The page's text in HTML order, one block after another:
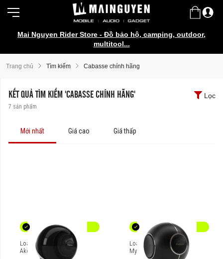
Mai Nguyen Rider Store - Đồ bảo hộ, camping, outdoor,
multitool...
Galaxy Watch Ultra2 | Watch9 Series
Trang chủ Tìm kiếm Cabasse chính hãng
KẾT QUẢ TÌM KIẾM 'CABASSE CHÍNH HÃNG'
7 sản phẩm
Lọc
Mới nhất Giá cao Giá thấp
Loa Cabasse The Pearl
Akoya
Loa Cabasse The Pearl
Myuki